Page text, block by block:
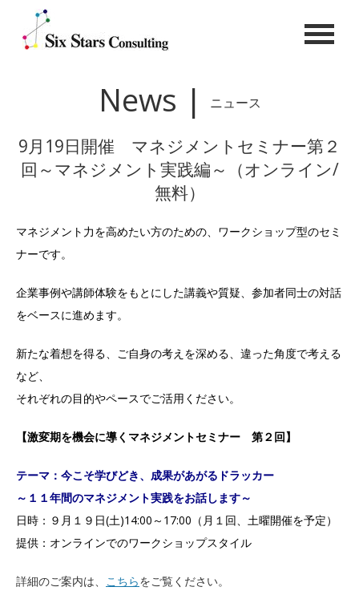
News | ニュース
9月19日開催 マネジメントセミナー第２
回～マネジメント実践編～（オンライン/
無料）
マネジメント力を高めたい方のための、ワークショップ型のセミ
ナーです。
企業事例や講師体験をもとにした講義や質疑、参加者同士の対話
をベースに進めます。
新たな着想を得る、ご自身の考えを深める、違った角度で考える
など、
それぞれの目的やペースでご活用ください。
【激変期を機会に導くマネジメントセミナー 第２回】
テーマ：今こそ学びどき、成果があがるドラッカー
～１１年間のマネジメント実践をお話します～
日時：９月１９日(土)14:00～17:00（月１回、土曜開催を予定）
提供：オンラインでのワークショップスタイル
詳細のご案内は、 こちらをご覧ください。